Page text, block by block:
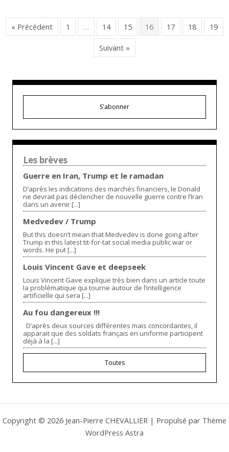
« Précédent 1 … 14 15 16 17 18 19
Suivant »
S'abonner
Les brèves
Guerre en Iran, Trump et le ramadan
D’après les indications des marchés financiers, le Donald
ne devrait pas déclencher de nouvelle guerre contre l’Iran
dans un avenir [...]
Medvedev / Trump
But this doesn’t mean that Medvedev is done going after
Trump in this latest tit-for-tat social media public war or
words. He put [...]
Louis Vincent Gave et deepseek
Louis Vincent Gave explique très bien dans un article toute
la problématique qui tourne autour de l’intelligence
artificielle qui sera [...]
Au fou dangereux !!!
D’après deux sources différentes mais concordantes, il
apparait que des soldats français en uniforme participent
déjà à la [...]
Toutes
Copyright © 2026 Jean-Pierre CHEVALLIER | Propulsé par Thème
WordPress Astra